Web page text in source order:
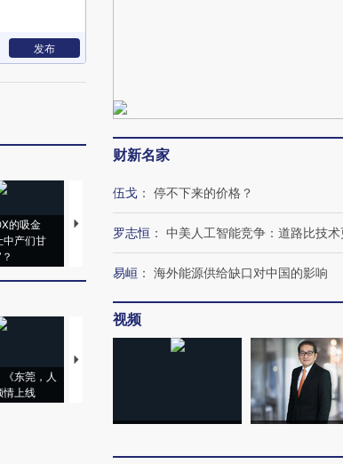
发布
的吸金
中产们甘
马航飞行员跨国走私7万
粒摇头丸 尿检体内含3种
视线｜被称为“蟑螂”的印
度Z世代 用街头抗争将教
育部长拱下台
《东莞，人
情上线
【推广】走进第四届链博
【特别呈现】寻找100种
有意思的生活方式·第三对
财新名家
伍戈 ： 停不下来的价格？
罗志恒 ： 中美人工智能竞争：道路比技
易峘 ： 海外能源供给缺口对中国的影响
视频